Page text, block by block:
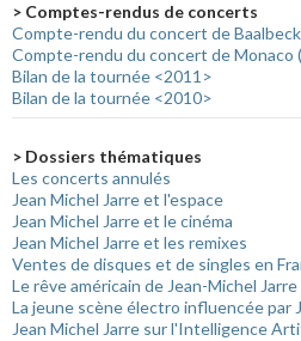
> Comptes-rendus de concerts
Compte-rendu du concert de
Compte-rendu du concert de Monaco
Bilan de la tournée <2011>
Bilan de la tournée <2010>
> Dossiers thématiques
Les concerts annulés
Jean Michel Jarre et l'espace
Jean Michel Jarre et le cinéma
Jean Michel Jarre et les remixes
Ventes de disques et de singles en
Le rêve américain de Jean-Michel Jarre
La jeune scène électro influencée par
Jean Michel Jarre sur l'Intelligence